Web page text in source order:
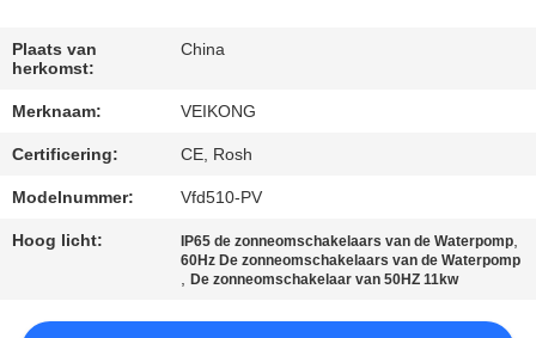
EEN
CITAAT
SITEMAP
PRIVACYBELEID
Plaats van
herkomst:
China
Merknaam: VEIKONG
Certificering: CE, Rosh
Modelnummer: Vfd510-PV
Hoog licht: IP65 de zonneomschakelaars van de Waterpomp,
60Hz De zonneomschakelaars van de Waterpomp
,De zonneomschakelaar van 50HZ 11kw